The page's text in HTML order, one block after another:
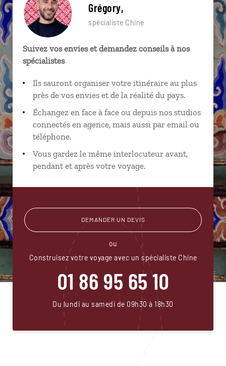
Grégory,
spécialiste Chine
Suivez vos envies et demandez conseils à nos
spécialistes
Ils sauront organiser votre itinéraire au plus
près de vos envies et de la réalité du pays.
Échangez en face à face ou depuis nos studios
connectés en agence, mais aussi par email ou
téléphone.
Vous gardez le même interlocuteur avant,
pendant et après votre voyage.
DEMANDER UN DEVIS
ou
Construisez votre voyage avec un spécialiste Chine
01 86 95 65 10
Du lundi au samedi de 09h30 à 18h30